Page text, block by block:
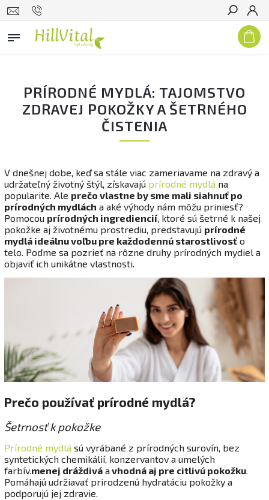
Hľadať
PRÍRODNÉ MYDLÁ: TAJOMSTVO
ZDRAVEJ POKOŽKY A ŠETRNÉHO
ČISTENIA
V dnešnej dobe, keď sa stále viac zameriavame na zdravý a
udržateľný životný štýl, získavajú prírodné mydlá na
popularite. Ale prečo vlastne by sme mali siahnuť po
prírodných mydlách a aké výhody nám môžu priniesť?
Pomocou prírodných ingrediencií, ktoré sú šetrné k našej
pokožke aj životnému prostrediu, predstavujú prírodné
mydlá ideálnu voľbu pre každodennú starostlivosť o
telo. Poďme sa pozrieť na rôzne druhy prírodných mydiel a
objaviť ich unikátne vlastnosti.
Prečo používať prírodné mydlá?
Šetrnosť k pokožke
Prírodné mydlá sú vyrábané z prírodných surovín, bez
syntetických chemikálií, konzervantov a umelých
farbív.menej dráždivá avhodná aj pre citlivú pokožku.
Pomáhajú udržiavať prirodzenú hydratáciu pokožky a
podporujú jej zdravie.